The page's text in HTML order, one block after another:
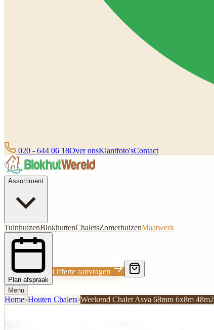
020 - 644 06 18Over onsKlantfoto'sContact
Assortiment
TuinhuizenBlokhuttenChaletsZomerhuizenMaatwerk
Plan afspraak
Offerte aanvragen
Menu
Home›Houten Chalets›Weekend Chalet Asva 68mm 6x8m 48m2